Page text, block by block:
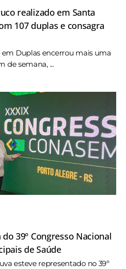
realizado em Santa
107 duplas e consagra
em Duplas encerrou mais uma
de semana, ...
39º Congresso Nacional
de Saúde
esteve representado no 39º